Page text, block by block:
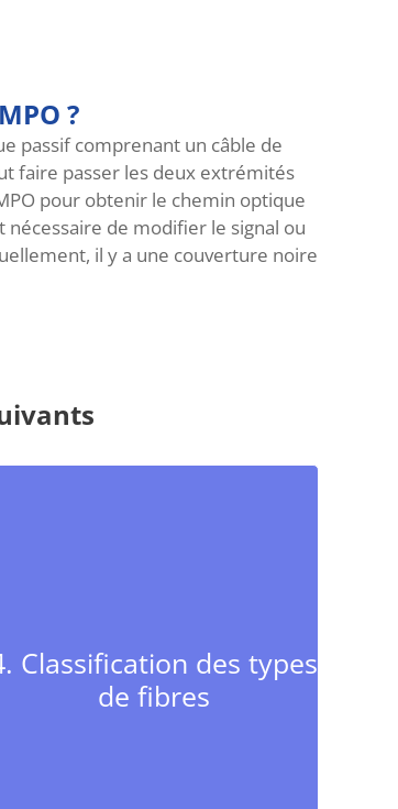
?
passif comprenant un câble de
faire passer les deux extrémités
pour obtenir le chemin optique
de modifier le signal ou
il y a une couverture noire
Classification des types
de fibres